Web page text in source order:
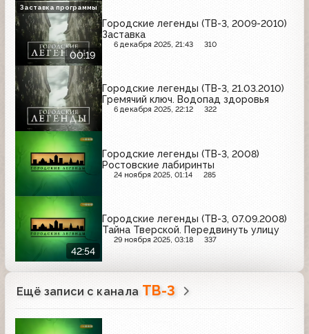
00:19
Городские легенды (ТВ-3, 2009-2010)
Заставка
6 декабря 2025, 21:43 310
Заставка программы
Городские легенды (ТВ-3, 21.03.2010)
Гремячий ключ. Водопад здоровья
6 декабря 2025, 22:12 322
Городские легенды (ТВ-3, 2008)
Ростовские лабиринты
24 ноября 2025, 01:14 285
42:54
Городские легенды (ТВ-3, 07.09.2008)
Тайна Тверской. Передвинуть улицу
29 ноября 2025, 03:18 337
Ещё записи с канала ТВ-3